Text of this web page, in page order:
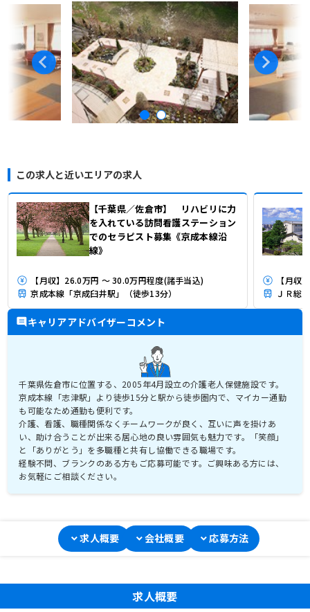
この求人と近いエリアの求人
【千葉県／佐倉市】 リハビリに力
を入れている訪問看護ステーション
でのセラピスト募集《京成本線沿
線》
【月収】26.0万円 ～ 30.0万円程度(諸手当込)
京成本線「京成臼井駅」（徒歩13分）
【月収
ＪＲ総
キャリアアドバイザーコメント
千葉県佐倉市に位置する、2005年4月設立の介護老人保健施設です。
京成本線「志津駅」より徒歩15分と駅から徒歩圏内で、マイカー通勤
も可能なため通勤も便利です。
介護、看護、職種関係なくチームワークが良く、互いに声を掛けあ
い、助け合うことが出来る居心地の良い雰囲気も魅力です。「笑顔」
と「ありがとう」を多職種と共有し協働できる職場です。
経験不問、ブランクのある方もご応募可能です。ご興味ある方には、
お気軽にご相談ください。
求人概要 会社概要 応募方法
求人概要